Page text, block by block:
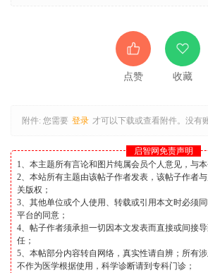
点赞 收藏
附件: 您需要 登录 才可以下载或查看附件。没有
启智网免责声明
1、本主题所有言论和图片纯属会员个人意见，与本
2、本站所有主题由该帖子作者发表，该帖子作者
关版权；
3、其他单位或个人使用、转载或引用本文时必须
平台的同意；
4、帖子作者须承担一切因本文发表而直接或间接
任；
5、本帖部分内容转自网络，真实性请自辨；所有
不作为医学根据使用，科学诊断请到专科门诊；